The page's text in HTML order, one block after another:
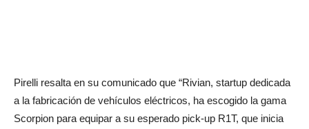
Pirelli resalta en su comunicado que “Rivian, startup dedicada
a la fabricación de vehículos eléctricos, ha escogido la gama
Scorpion para equipar a su esperado pick-up R1T, que inicia